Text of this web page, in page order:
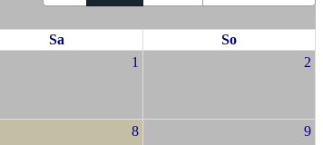
Sa
So
1 2
8 9